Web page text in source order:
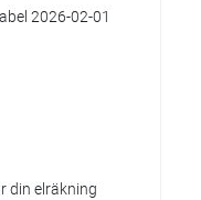
2026-02-01
din elräkning